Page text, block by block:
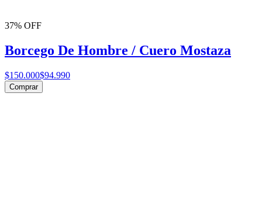
37% OFF
Borcego De Hombre / Cuero Mostaza
$150.000$94.990
Comprar